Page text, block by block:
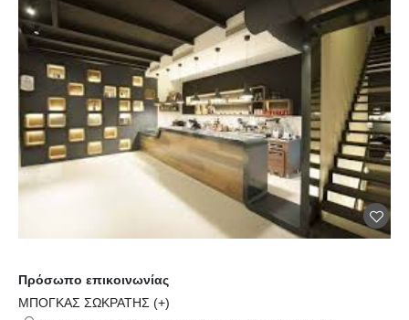
Πρόσωπο επικοινωνίας
ΜΠΟΓΚΑΣ ΣΩΚΡΑΤΗΣ (+)